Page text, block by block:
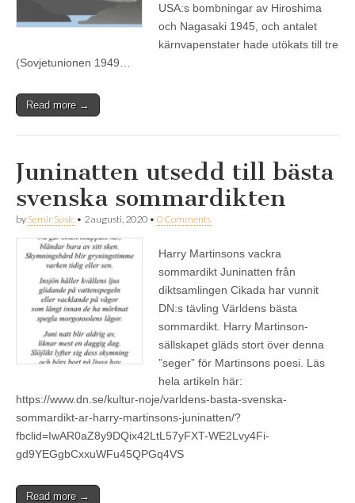
USA:s bombningar av Hiroshima
och Nagasaki 1945, och antalet
kärnvapenstater hade utökats till tre
(Sovjetunionen 1949…
Read more →
Juninatten utsedd till bästa
svenska sommardikten
by Semir Susic • 2 augusti, 2020 • 0 Comments
Harry Martinsons vackra
sommardikt Juninatten från
diktsamlingen Cikada har vunnit
DN:s tävling Världens bästa
sommardikt. Harry Martinson-
sällskapet gläds stort över denna
”seger” för Martinsons poesi. Läs
hela artikeln här:
https://www.dn.se/kultur-noje/varldens-basta-svenska-
sommardikt-ar-harry-martinsons-juninatten/?
fbclid=IwAR0aZ8y9DQix42LtL57yFXT-WE2Lvy4Fi-
gd9YEGgbCxxuWFu45QPGq4VS
Read more →